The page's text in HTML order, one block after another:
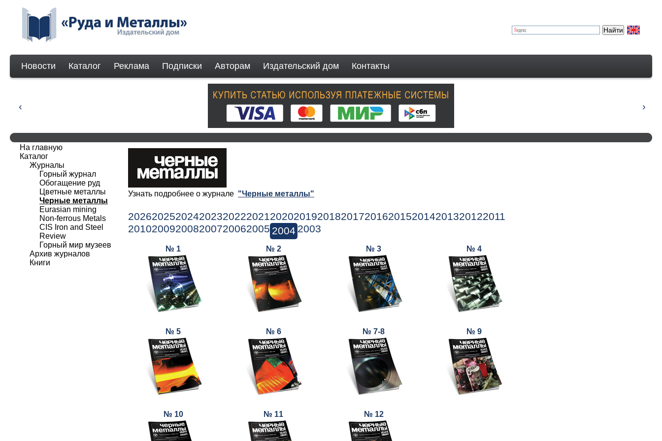
Новости Каталог Реклама Подписки Авторам Издательский дом Контакты
Узнать подробнее о журнале "Черные металлы"
2026202520242023202220212020201920182017201620152014201320122011
201020092008200720062005 2004 2003
№ 1 № 2 № 3 № 4
№ 5 № 6 № 7-8 № 9
№ 10 № 11 № 12
На главную
Каталог
Журналы
Горный журнал
Обогащение руд
Цветные металлы
Черные металлы
Eurasian mining
Non-ferrous Мetals
CIS Iron and Steel
Review
Горный мир музеев
Архив журналов
Книги